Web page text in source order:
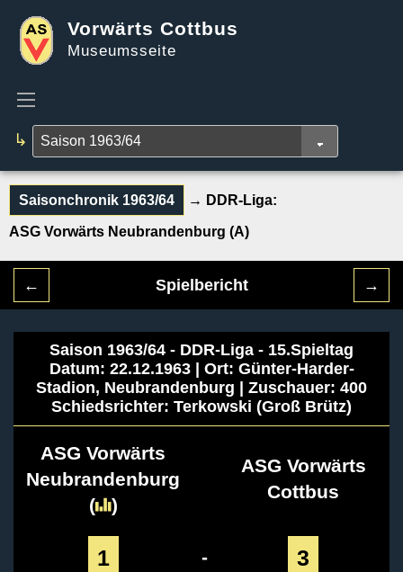
Vorwärts Cottbus
Museumsseite
↳
Saisonchronik 1963/64 → DDR-Liga:
ASG Vorwärts Neubrandenburg (A)
← Spielbericht →
Saison 1963/64 - DDR-Liga - 15.Spieltag
Datum: 22.12.1963 | Ort: Günter-Harder-
Stadion, Neubrandenburg | Zuschauer: 400
Schiedsrichter: Terkowski (Groß Brütz)
ASG Vorwärts
Neubrandenburg
(
)
ASG Vorwärts
Cottbus
1 - 3